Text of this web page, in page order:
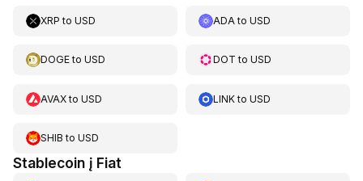
XRP to USD ADA toUSD
DOGEto USD DOT toUSD
AVAXto USD LINKtoUSD
SHIB to USD
Stablecoin į Fiat